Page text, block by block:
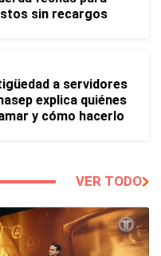
sin recargos
a servidores
explica quiénes
y cómo hacerlo
VER TODO